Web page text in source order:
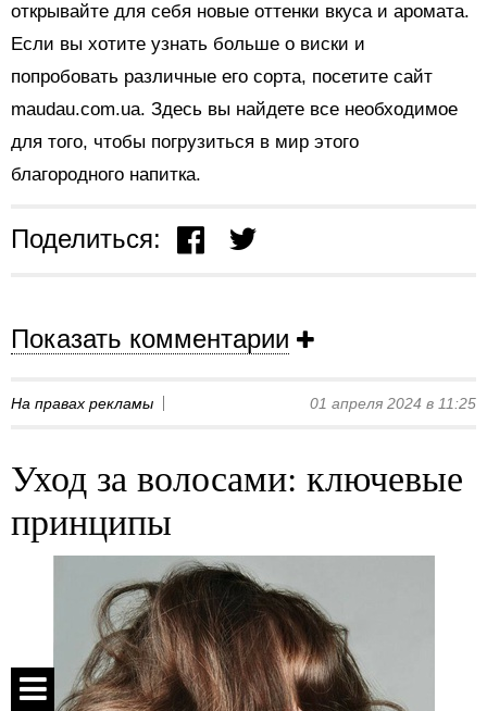
открывайте для себя новые оттенки вкуса и аромата.
Если вы хотите узнать больше о виски и
попробовать различные его сорта, посетите сайт
maudau.com.ua. Здесь вы найдете все необходимое
для того, чтобы погрузиться в мир этого
благородного напитка.
Поделиться:
Показать комментарии
На правах рекламы 01 апреля 2024 в 11:25
Уход за волосами: ключевые
принципы